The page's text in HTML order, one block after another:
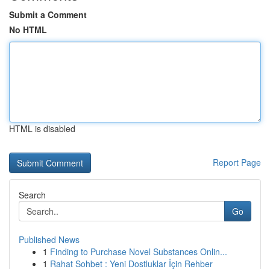
Submit a Comment
No HTML
HTML is disabled
Report Page
Search
Go
Published News
1 Finding to Purchase Novel Substances Onlin...
1 Rahat Sohbet : Yeni Dostluklar İçin Rehber